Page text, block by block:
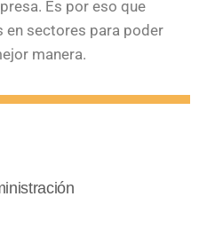
Es por eso que
en sectores para poder
manera.